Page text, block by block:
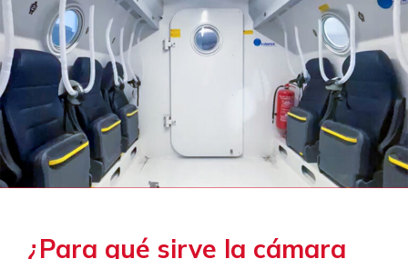
¿Para qué sirve la cámara